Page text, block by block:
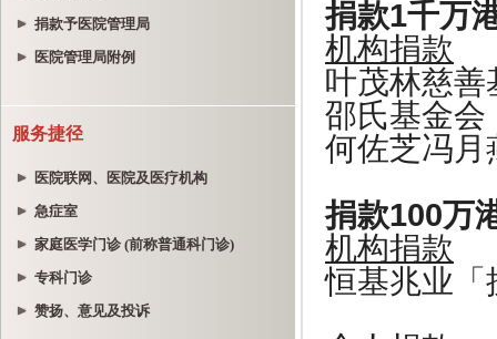
捐款予医院管理局
医院管理局附例
服务捷径
医院联网、医院及医疗机构
急症室
家庭医学门诊 (前称普通科门诊)
专科门诊
赞扬、意见及投诉